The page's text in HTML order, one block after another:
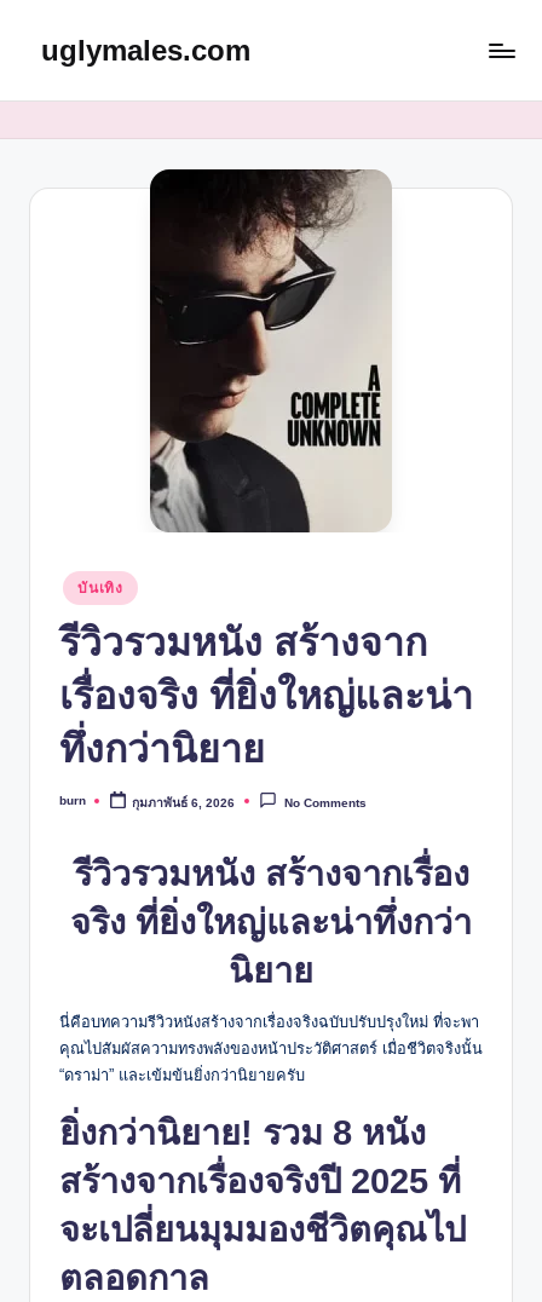
uglymales.com
Posted
in
บันเทิง
รีวิวรวมหนัง สร้างจาก
เรื่องจริง ที่ยิ่งใหญ่และน่า
ทึ่งกว่านิยาย
Posted
burn กุมภาพันธ์ 6, 2026 No Comments
รีวิวรวมหนัง สร้างจากเรื่อง
จริง ที่ยิ่งใหญ่และน่าทึ่งกว่า
นิยาย
นี่คือบทความรีวิวหนังสร้างจากเรื่องจริงฉบับปรับปรุงใหม่ ที่จะพา
คุณไปสัมผัสความทรงพลังของหน้าประวัติศาสตร์ เมื่อชีวิตจริงนั้น
“ดราม่า” และเข้มข้นยิ่งกว่านิยายครับ
ยิ่งกว่านิยาย! รวม 8 หนัง
สร้างจากเรื่องจริงปี 2025 ที่
จะเปลี่ยนมุมมองชีวิตคุณไป
ตลอดกาล